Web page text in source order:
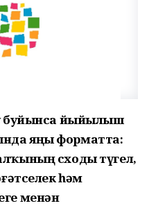
буйынса йыйылыш
яңы форматта:
сходы түгел,
һәм
менән